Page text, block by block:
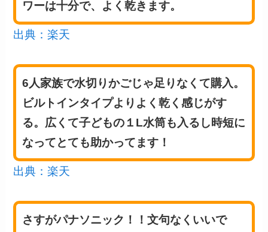
ワーは十分で、よく乾きます。
出典：楽天
6人家族で水切りかごじゃ足りなくて購入。
ビルトインタイプよりよく乾く感じがす
る。広くて子どもの１L水筒も入るし時短に
なってとても助かってます！
出典：楽天
さすがパナソニック！！文句なくいいで